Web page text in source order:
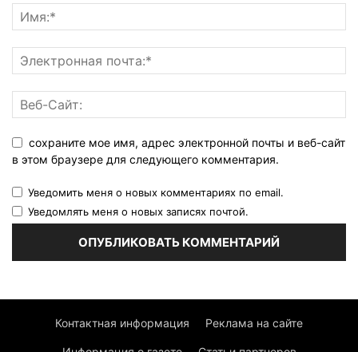
сохраните мое имя, адрес электронной почты и веб-сайт
в этом браузере для следующего комментария.
Уведомить меня о новых комментариях по email.
Уведомлять меня о новых записях почтой.
Контактная информация Реклама на сайте